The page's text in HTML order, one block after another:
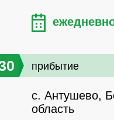
прибытие
с. Антушево,
область